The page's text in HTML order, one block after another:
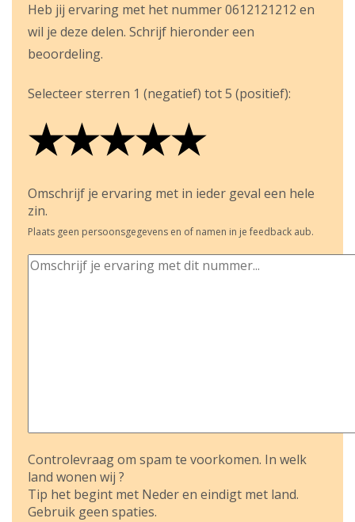
Heb jij ervaring met het nummer 0612121212 en
wil je deze delen. Schrijf hieronder een
beoordeling.
Selecteer sterren 1 (negatief) tot 5 (positief):
★
★★
★★★
★★★★
★★★★★
Omschrijf je ervaring met in ieder geval een hele
zin.
Plaats geen persoonsgegevens en of namen in je feedback aub.
Controlevraag om spam te voorkomen. In welk
land wonen wij ?
Tip het begint met Neder en eindigt met land.
Gebruik geen spaties.